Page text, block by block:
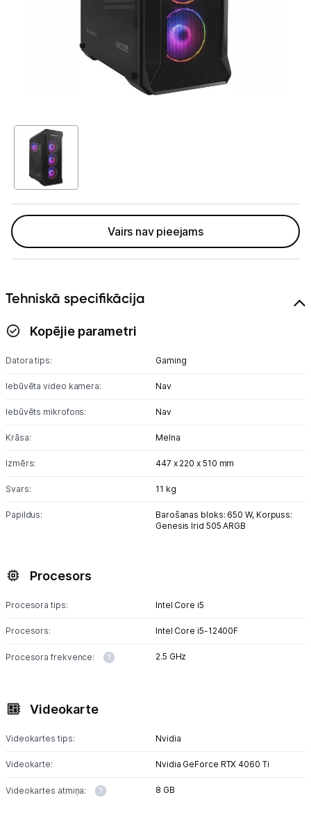
GAMING pasaule >
Portatīvie datori un piederumi
Stacionārie datori un piederumi
Stacionārie datori
Peles
Klaviatūras
Web kameras
Monitoru stiprinājumi
Projektori un ekrāni
Skaistumkopšana
Vairs nav pieejams
Tehniskā specifikācija
Kopējie parametri
Datora tips: Gaming
Iebūvēta video kamera: Nav
Iebūvēts mikrofons: Nav
Krāsa: Melna
Izmērs: 447 x 220 x 510 mm
Svars: 11 kg
Papildus:
Barošanas bloks: 650 W, Korpuss:
Genesis Irid 505 ARGB
Procesors
Procesora tips: Intel Core i5
Procesors: Intel Core i5-12400F
Procesora frekvence: 2.5 GHz
Videokarte
Videokartes tips: Nvidia
Videokarte: Nvidia GeForce RTX 4060 Ti
Videokartes atmiņa: 8 GB